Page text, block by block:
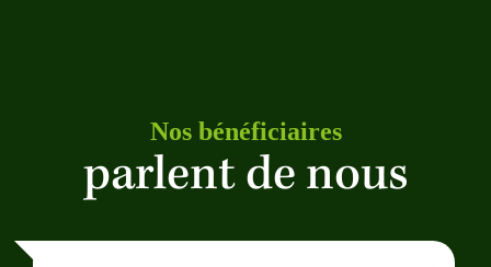
Nos bénéficiaires
parlent de nous